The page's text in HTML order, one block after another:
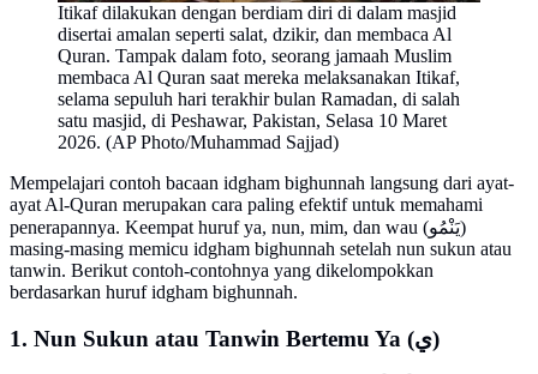
Itikaf dilakukan dengan berdiam diri di dalam masjid
disertai amalan seperti salat, dzikir, dan membaca Al
Quran. Tampak dalam foto, seorang jamaah Muslim
membaca Al Quran saat mereka melaksanakan Itikaf,
selama sepuluh hari terakhir bulan Ramadan, di salah
satu masjid, di Peshawar, Pakistan, Selasa 10 Maret
2026. (AP Photo/Muhammad Sajjad)
Mempelajari contoh bacaan idgham bighunnah langsung dari ayat-
ayat Al-Quran merupakan cara paling efektif untuk memahami
penerapannya. Keempat huruf ya, nun, mim, dan wau (يَنْمُو)
masing-masing memicu idgham bighunnah setelah nun sukun atau
tanwin. Berikut contoh-contohnya yang dikelompokkan
berdasarkan huruf idgham bighunnah.
1. Nun Sukun atau Tanwin Bertemu Ya (ي)